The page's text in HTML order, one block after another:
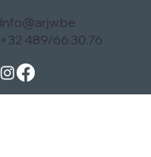
Info@arjw.be
+32 489/66.30.76